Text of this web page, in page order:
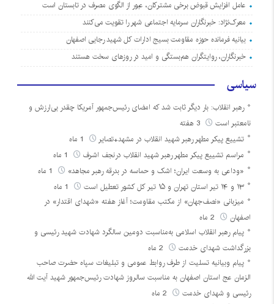
عامل افزایش قبوض برخی مشترکان، عبور از الگوی مصرف در تابستان است
معرک‌نژاد: خبرنگاران سرمایه اجتماعی شهر را تقویت می‌کنند
بیانیه فرمانده حوزه مقاومت بسیج ادارات کل شهید رجایی اصفهان
خبرنگاران، روایتگران هم‌بستگی و امید در روزهای سخت هستند
سیاسی
رهبر انقلاب: بار دیگر ثابت شد که امضای رئیس‌جمهور آمریکا چقدر بی‌ارزش و
نامعتبر است
3 هفته
تشییع پیکر مطهر رهبر شهید انقلاب در مشهد+تصایر
مراسم تشییع پیکر مطهر رهبر شهید انقلاب درنجف اشرف
«وداعی به وسعت ایران؛ اشک و حماسه در بدرقه رهبر مجاهد»
۱۳ و ۱۴ تیر استان تهران و ۱۵ تیر کل کشور تعطیل است
میزبانی «نصف‌جهان» از مکتب مقاومت؛ آغاز هفته «شهدای اقتدار» در
اصفهان
پیام رهبر انقلاب اسلامی به‌مناسبت دومین سالگرد شهادت شهید رئیسی و
بزرگداشت شهدای خدمت
پیام وبیانیه تسلیت از طرف روابط عمومی و تبلیغات سپاه حضرت صاحب
الزمان عج استان اصفهان به مناسبت سالروز شهادت رئیس‌جمهور شهید آیت الله
رئیسی و شهدای خدمت